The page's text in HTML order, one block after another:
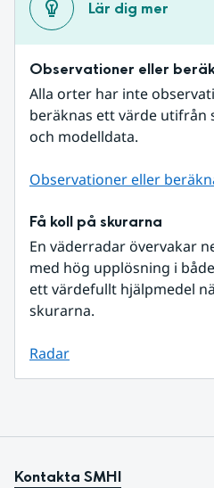
Lär dig mer
Observationer eller
Alla orter har inte
beräknas ett värde utifrån
och modelldata.
Observationer eller
Få koll på skurarna
En väderradar övervakar
med hög upplösning i
ett värdefullt hjälpmedel
skurarna.
Radar
Kontakta SMHI